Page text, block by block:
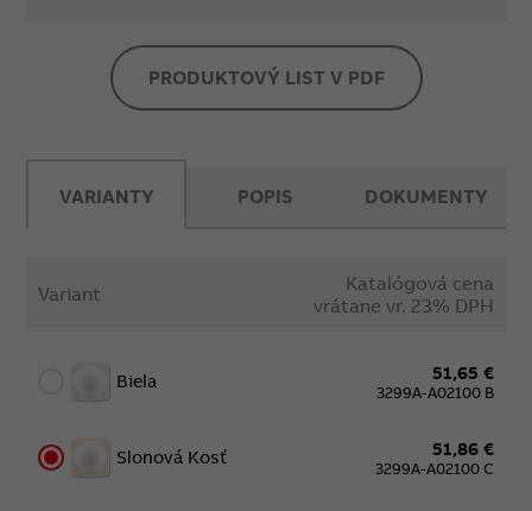
PRODUKTOVÝ LIST V PDF
VARIANTY
Variant
Katalógová cena
vrátane vr. 23% DPH
Biela 51,65 €
3299A-A02100 B
Slonová Kosť 51,86 €
3299A-A02100 C
POPIS DOKUMENTY